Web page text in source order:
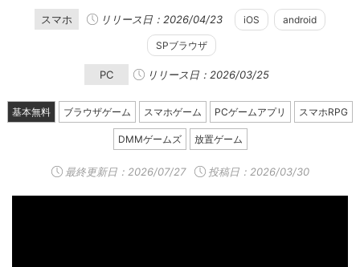
スマホ リリース日：2026/04/23 iOS android
SPブラウザ
PC リリース日：2026/03/25
基本無料 ブラウザゲーム スマホゲーム PCゲームアプリ スマホRPG
DMMゲームズ 放置ゲーム
最終更新日： 2026/07/27 投稿日：2026/03/30